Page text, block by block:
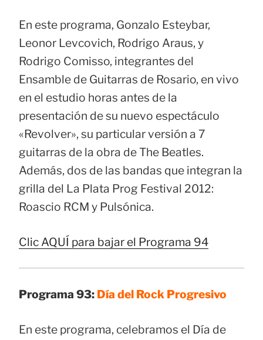
En este programa, Gonzalo Esteybar,
Leonor Levcovich, Rodrigo Araus, y
Rodrigo Comisso, integrantes del
Ensamble de Guitarras de Rosario, en vivo
en el estudio horas antes de la
presentación de su nuevo espectáculo
«Revolver», su particular versión a 7
guitarras de la obra de The Beatles.
Además, dos de las bandas que integran la
grilla del La Plata Prog Festival 2012:
Roascio RCM y Pulsónica.
Clic AQUÍ para bajar el Programa 94
Programa 93: Día del Rock Progresivo
En este programa, celebramos el Día de